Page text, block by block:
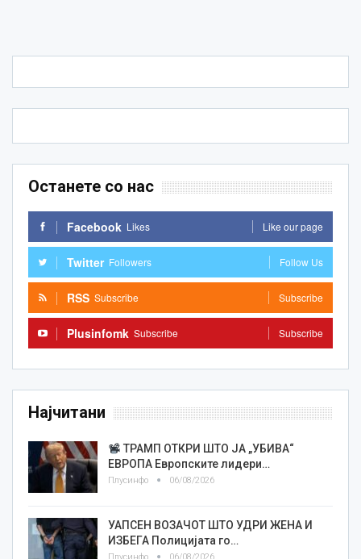
Останете со нас
Facebook Likes Like our page
Twitter Followers Follow Us
RSS Subscribe Subscribe
Plusinfomk Subscribe Subscribe
Најчитани
ТРАМП ОТКРИ ШТО ЈА „УБИВА“
ЕВРОПА Европските лидери…
Плусинфо 06/08/2026
УАПСЕН ВОЗАЧОТ ШТО УДРИ ЖЕНА И
ИЗБЕГА Полицијата го…
Плусинфо 06/08/2026